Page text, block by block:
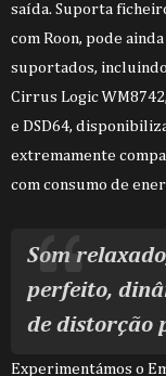
saída. Suporta
com Roon, pode
suportados, incluindo
Cirrus Logic
e DSD64,
extremamente
com consumo de
Som
perfeito,
de distorção
Experimentámos o